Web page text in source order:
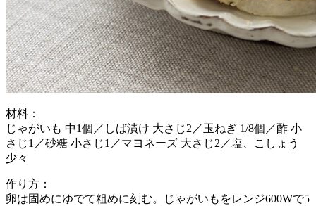
材料：
じゃがいも 中1個／しば漬け 大さじ2／玉ねぎ 1/8個／酢 小
さじ1／砂糖 小さじ1／マヨネーズ 大さじ2／塩、こしょう
少々
作り方：
卵は固めにゆでて粗めに刻む。じゃがいもをレンジ600Wで5